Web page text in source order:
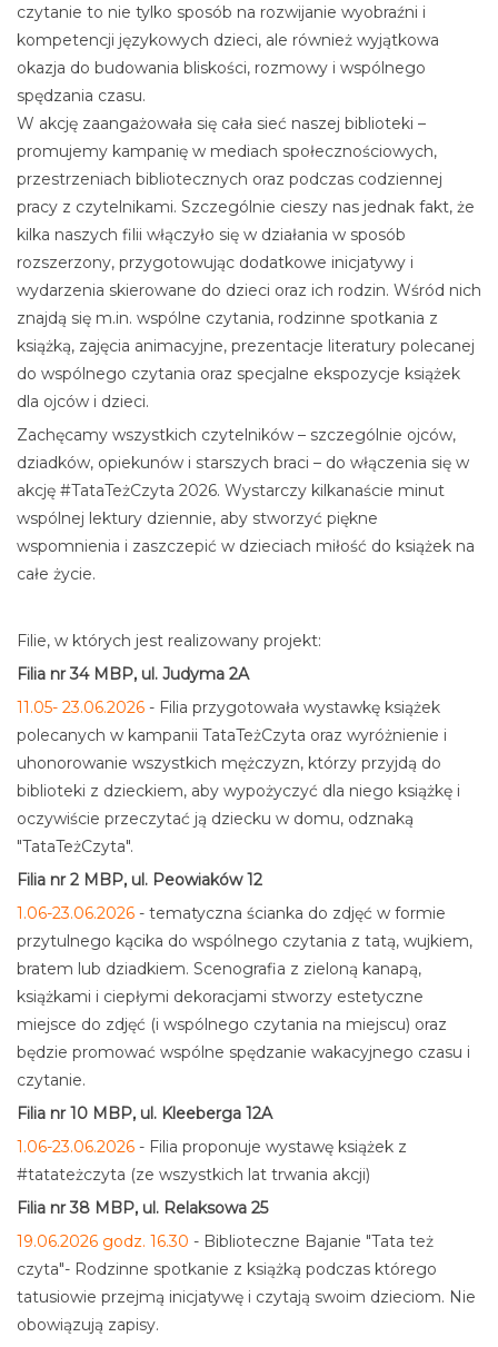
czytanie to nie tylko sposób na rozwijanie wyobraźni i
kompetencji językowych dzieci, ale również wyjątkowa
okazja do budowania bliskości, rozmowy i wspólnego
spędzania czasu.
W akcję zaangażowała się cała sieć naszej biblioteki –
promujemy kampanię w mediach społecznościowych,
przestrzeniach bibliotecznych oraz podczas codziennej
pracy z czytelnikami. Szczególnie cieszy nas jednak fakt, że
kilka naszych filii włączyło się w działania w sposób
rozszerzony, przygotowując dodatkowe inicjatywy i
wydarzenia skierowane do dzieci oraz ich rodzin. Wśród nich
znajdą się m.in. wspólne czytania, rodzinne spotkania z
książką, zajęcia animacyjne, prezentacje literatury polecanej
do wspólnego czytania oraz specjalne ekspozycje książek
dla ojców i dzieci.
Zachęcamy wszystkich czytelników – szczególnie ojców,
dziadków, opiekunów i starszych braci – do włączenia się w
akcję #TataTeżCzyta 2026. Wystarczy kilkanaście minut
wspólnej lektury dziennie, aby stworzyć piękne
wspomnienia i zaszczepić w dzieciach miłość do książek na
całe życie.
Filie, w których jest realizowany projekt:
Filia nr 34 MBP, ul. Judyma 2A
11.05- 23.06.2026 - Filia przygotowała wystawkę książek
polecanych w kampanii TataTeżCzyta oraz wyróżnienie i
uhonorowanie wszystkich mężczyzn, którzy przyjdą do
biblioteki z dzieckiem, aby wypożyczyć dla niego książkę i
oczywiście przeczytać ją dziecku w domu, odznaką
"TataTeżCzyta".
Filia nr 2 MBP, ul. Peowiaków 12
1.06-23.06.2026 - tematyczna ścianka do zdjęć w formie
przytulnego kącika do wspólnego czytania z tatą, wujkiem,
bratem lub dziadkiem. Scenografia z zieloną kanapą,
książkami i ciepłymi dekoracjami stworzy estetyczne
miejsce do zdjęć (i wspólnego czytania na miejscu) oraz
będzie promować wspólne spędzanie wakacyjnego czasu i
czytanie.
Filia nr 10 MBP, ul. Kleeberga 12A
1.06-23.06.2026 - Filia proponuje wystawę książek z
#tatateżczyta (ze wszystkich lat trwania akcji)
Filia nr 38 MBP, ul. Relaksowa 25
19.06.2026 godz. 16.30 - Biblioteczne Bajanie "Tata też
czyta"- Rodzinne spotkanie z książką podczas którego
tatusiowie przejmą inicjatywę i czytają swoim dzieciom. Nie
obowiązują zapisy.